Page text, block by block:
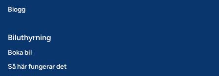
Blogg
Biluthyrning
Boka bil
Så här fungerar det